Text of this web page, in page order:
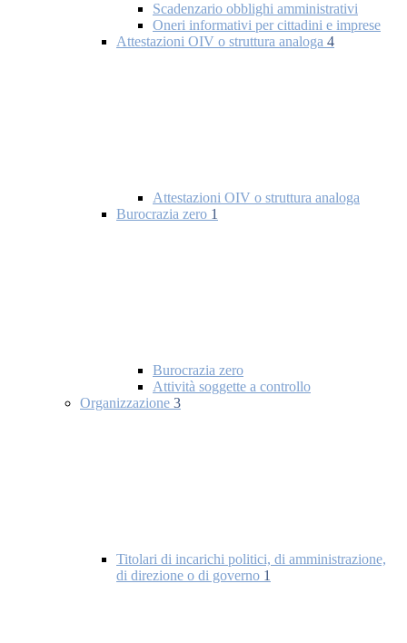
Scadenzario obblighi amministrativi
Oneri informativi per cittadini e imprese
Attestazioni OIV o struttura analoga 4
Attestazioni OIV o struttura analoga
Burocrazia zero 1
Burocrazia zero
Attività soggette a controllo
Organizzazione 3
Titolari di incarichi politici, di amministrazione,
di direzione o di governo 1